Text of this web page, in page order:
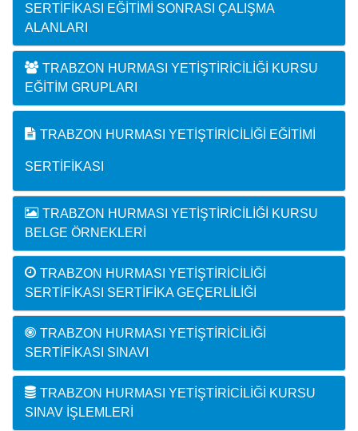
SERTIFIKASI EĞITIMI SONRASI ÇALIŞMA
ALANLARI
TRABZON HURMASI YETIŞTIRICILIĞI KURSU
EĞITIM GRUPLARI
TRABZON HURMASI YETIŞTIRICILIĞI EĞITIMI
SERTIFIKASI
TRABZON HURMASI YETIŞTIRICILIĞI KURSU
BELGE ÖRNEKLERI
TRABZON HURMASI YETIŞTIRICILIĞI
SERTIFIKASI SERTIFIKA GEÇERLILIĞI
TRABZON HURMASI YETIŞTIRICILIĞI
SERTIFIKASI SINAVI
TRABZON HURMASI YETIŞTIRICILIĞI KURSU
SINAV İŞLEMLERI